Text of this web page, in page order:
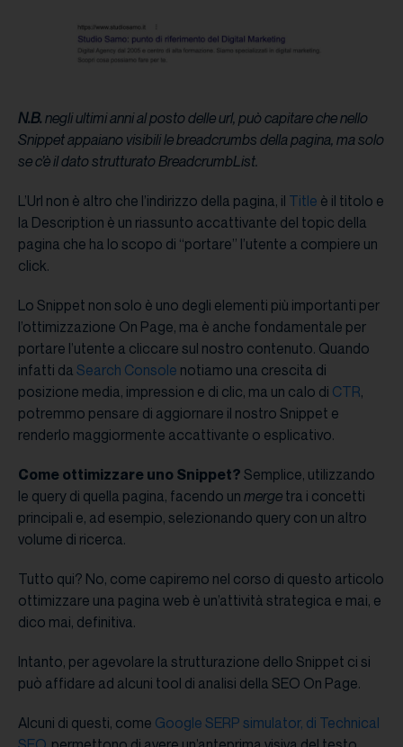
N.B. negli ultimi anni al posto delle url, può capitare che nello
Snippet appaiano visibili le breadcrumbs della pagina, ma solo
se c’è il dato strutturato BreadcrumbList.
L’Url non è altro che l’indirizzo della pagina, il Title è il titolo e
la Description è un riassunto accattivante del topic della
pagina che ha lo scopo di “portare” l’utente a compiere un
click.
Lo Snippet non solo è uno degli elementi più importanti per
l’ottimizzazione On Page, ma è anche fondamentale per
portare l’utente a cliccare sul nostro contenuto. Quando
infatti da Search Console notiamo una crescita di
posizione media, impression e di clic, ma un calo di CTR,
potremmo pensare di aggiornare il nostro Snippet e
renderlo maggiormente accattivante o esplicativo.
Come ottimizzare uno Snippet? Semplice, utilizzando
le query di quella pagina, facendo un merge tra i concetti
principali e, ad esempio, selezionando query con un altro
volume di ricerca.
Tutto qui? No, come capiremo nel corso di questo articolo
ottimizzare una pagina web è un’attività strategica e mai, e
dico mai, definitiva.
Intanto, per agevolare la strutturazione dello Snippet ci si
può affidare ad alcuni tool di analisi della SEO On Page.
Alcuni di questi, come Google SERP simulator, di Technical